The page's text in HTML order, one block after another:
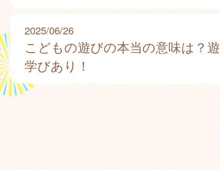
2025/06/26
こどもの遊びの本当の意味は？
学びあり！